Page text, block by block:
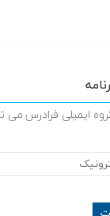
ایمیلی فرادرس می